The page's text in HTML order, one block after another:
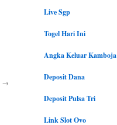
→
Live Sgp
Togel Hari Ini
Angka Keluar Kamboja
Deposit Dana
Deposit Pulsa Tri
Link Slot Ovo